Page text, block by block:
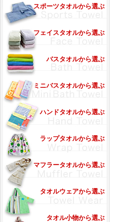
スポーツタオルから選ぶ
フェイスタオルから選ぶ
バスタオルから選ぶ
ミニバスタオルから選ぶ
ハンドタオルから選ぶ
ラップタオルから選ぶ
マフラータオルから選ぶ
タオルウェアから選ぶ
タオル小物から選ぶ